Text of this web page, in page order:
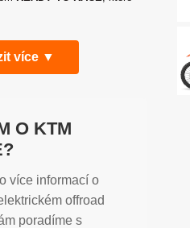
více ▼
O KTM
více informací o
offroad
poradíme s